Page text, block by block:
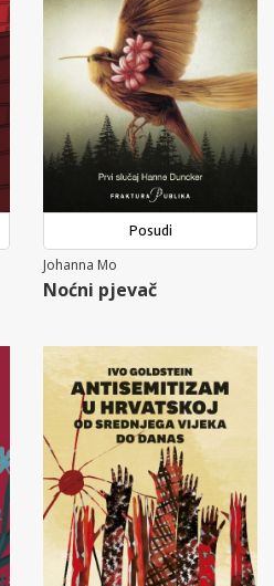
Posudi
Johanna Mo
Noćni pjevač